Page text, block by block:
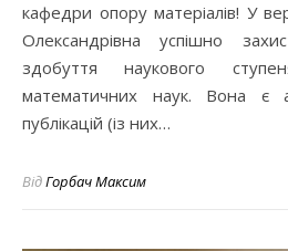
кафедри опору матеріалів! У
Олександрівна успішно
здобуття наукового
математичних наук. Вона є
публікацій (із них…
ВідГорбач Максим